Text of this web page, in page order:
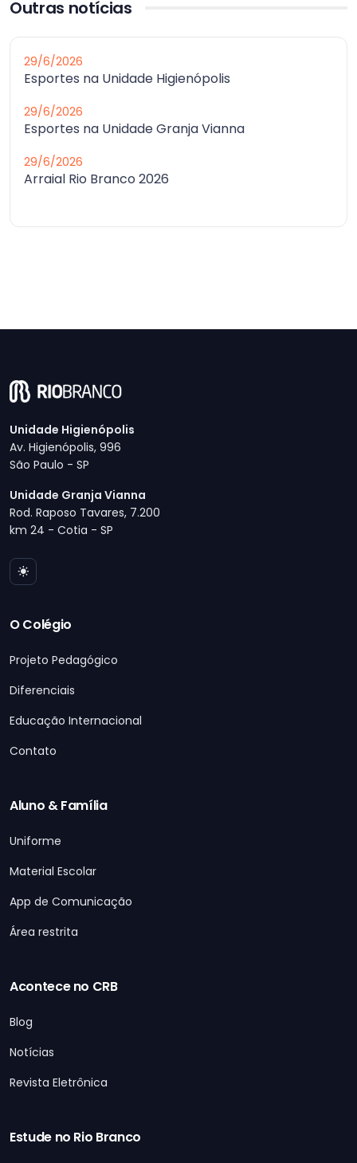
Outras notícias
29/6/2026
Esportes na Unidade Higienópolis
29/6/2026
Esportes na Unidade Granja Vianna
29/6/2026
Arraial Rio Branco 2026
Unidade Higienópolis
Av. Higienópolis, 996
São Paulo - SP
Unidade Granja Vianna
Rod. Raposo Tavares, 7.200
km 24 - Cotia - SP
O Colégio
Projeto Pedagógico
Diferenciais
Educação Internacional
Contato
Aluno & Família
Uniforme
Material Escolar
App de Comunicação
Área restrita
Acontece no CRB
Blog
Notícias
Revista Eletrônica
Estude no Rio Branco